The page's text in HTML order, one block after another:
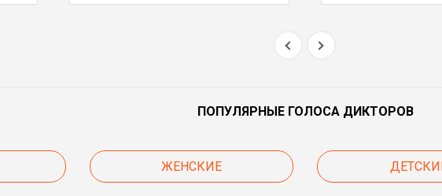
ПОПУЛЯРНЫЕ ГОЛОСА ДИКТОРОВ
ЖЕНСКИЕ